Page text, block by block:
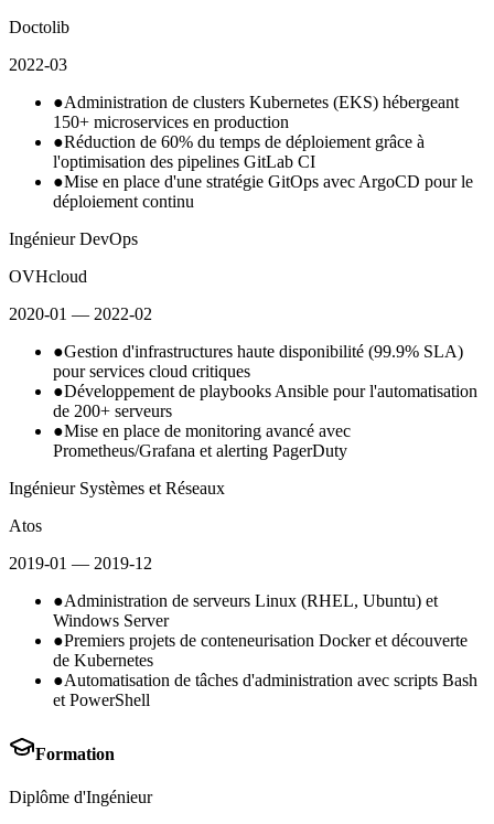
Doctolib
2022-03
●Administration de clusters Kubernetes (EKS) hébergeant
150+ microservices en production
●Réduction de 60% du temps de déploiement grâce à
l'optimisation des pipelines GitLab CI
●Mise en place d'une stratégie GitOps avec ArgoCD pour le
déploiement continu
Ingénieur DevOps
OVHcloud
2020-01 — 2022-02
●Gestion d'infrastructures haute disponibilité (99.9% SLA)
pour services cloud critiques
●Développement de playbooks Ansible pour l'automatisation
de 200+ serveurs
●Mise en place de monitoring avancé avec
Prometheus/Grafana et alerting PagerDuty
Ingénieur Systèmes et Réseaux
Atos
2019-01 — 2019-12
●Administration de serveurs Linux (RHEL, Ubuntu) et
Windows Server
●Premiers projets de conteneurisation Docker et découverte
de Kubernetes
●Automatisation de tâches d'administration avec scripts Bash
et PowerShell
Formation
Diplôme d'Ingénieur